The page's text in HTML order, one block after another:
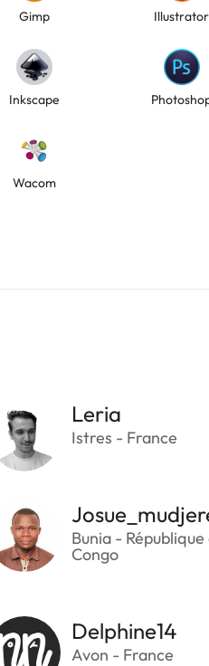
Gimp Illustrator
Inkscape
Wacom
Leria
Istres - France
Bunia -
Congo
Delphine14
Avon - France